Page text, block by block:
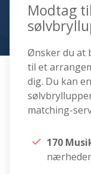
Modtag
Ønsker du at
til et
dig. Du kan
matching-
170